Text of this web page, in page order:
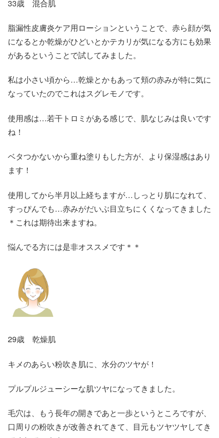
33歳 混合肌
脂漏性皮膚炎ケア用ローションということで、赤ら顔が気
になるとか乾燥がひどいとかテカリが気になる方にも効果
があるということで試してみました。
私は小さい頃から…乾燥とかもあって頬の赤みが特に気に
なっていたのでこれはスグレモノです。
使用感は…若干トロミがある感じで、肌なじみは良いです
ね！
ベタつかないから重ね塗りもした方が、より保湿感はあり
ます！
使用してから半月以上経ちますが…しっとり肌になれて、
すっぴんでも…赤みがだいぶ目立ちにくくなってきました
＊これは期待出来ますね。
悩んでる方には是非オススメです＊＊
29歳 乾燥肌
キメのあらい粉吹き肌に、水分のツヤが！
プルプルジューシーな肌ツヤになってきました。
毛穴は、もう長年の開きであと一歩というところですが、
口周りの粉吹きが改善されてきて、目元もツヤツヤしてき